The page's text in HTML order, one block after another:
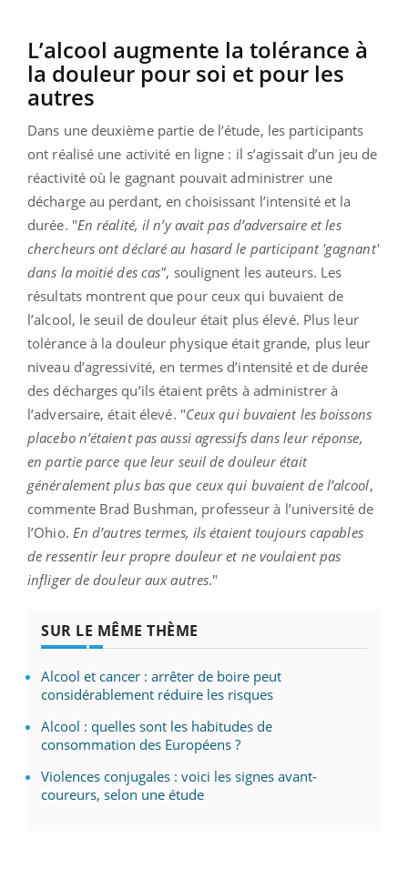
L’alcool augmente la tolérance à
la douleur pour soi et pour les
autres
Dans une deuxième partie de l’étude, les participants
ont réalisé une activité en ligne : il s’agissait d’un jeu de
réactivité où le gagnant pouvait administrer une
décharge au perdant, en choisissant l’intensité et la
durée. "En réalité, il n’y avait pas d’adversaire et les
chercheurs ont déclaré au hasard le participant 'gagnant'
dans la moitié des cas", soulignent les auteurs. Les
résultats montrent que pour ceux qui buvaient de
l’alcool, le seuil de douleur était plus élevé. Plus leur
tolérance à la douleur physique était grande, plus leur
niveau d’agressivité, en termes d’intensité et de durée
des décharges qu’ils étaient prêts à administrer à
l’adversaire, était élevé. "Ceux qui buvaient les boissons
placebo n’étaient pas aussi agressifs dans leur réponse,
en partie parce que leur seuil de douleur était
généralement plus bas que ceux qui buvaient de l’alcool,
commente Brad Bushman, professeur à l’université de
l’Ohio. En d’autres termes, ils étaient toujours capables
de ressentir leur propre douleur et ne voulaient pas
infliger de douleur aux autres."
SUR LE MÊME THÈME
Alcool et cancer : arrêter de boire peut
considérablement réduire les risques
Alcool : quelles sont les habitudes de
consommation des Européens ?
Violences conjugales : voici les signes avant-
coureurs, selon une étude